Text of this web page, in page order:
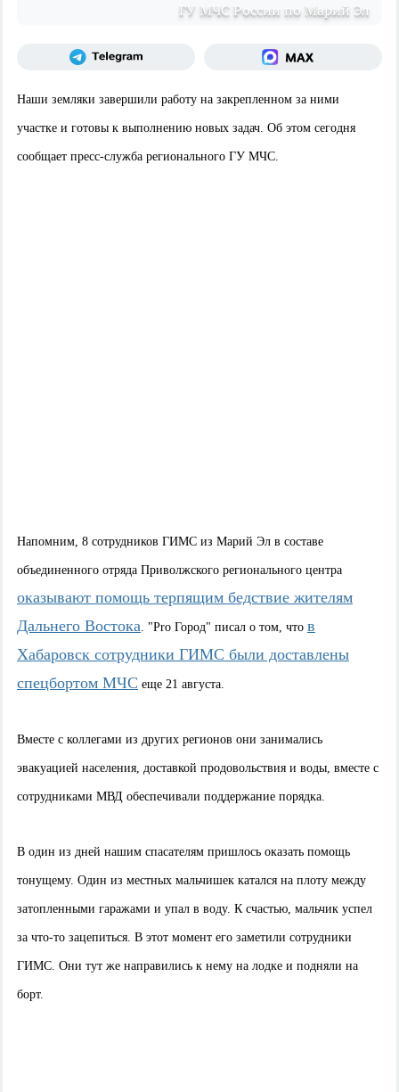
ГУ МЧС России по Марий Эл
Наши земляки завершили работу на закрепленном за ними
участке и готовы к выполнению новых задач. Об этом сегодня
сообщает пресс-служба регионального ГУ МЧС.
Напомним, 8 сотрудников ГИМС из Марий Эл в составе
объединенного отряда Приволжского регионального центра
оказывают помощь терпящим бедствие жителям
Дальнего Востока. "Pro Город" писал о том, что в
Хабаровск сотрудники ГИМС были доставлены
спецбортом МЧС еще 21 августа.
Вместе с коллегами из других регионов они занимались
эвакуацией населения, доставкой продовольствия и воды, вместе с
сотрудниками МВД обеспечивали поддержание порядка.
В один из дней нашим спасателям пришлось оказать помощь
тонущему. Один из местных мальчишек катался на плоту между
затопленными гаражами и упал в воду. К счастью, мальчик успел
за что-то зацепиться. В этот момент его заметили сотрудники
ГИМС. Они тут же направились к нему на лодке и подняли на
борт.